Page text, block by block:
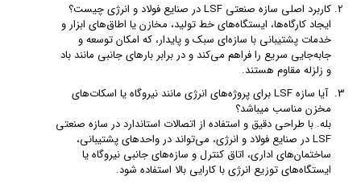
کاربرد اصلی سازه صنعتی LSF در صنایع فولاد و انرژی چیست؟
ایجاد کارگاه‌ها، ایستگاه‌های خط تولید، مخازن یا اطاق‌های ابزار و
خدمات پشتیبانی با سازه‌ای سبک و پایدار، که امکان توسعه و
جابه‌جایی سریع را فراهم می‌کند و در برابر بارهای جانبی مانند باد
و زلزله مقاوم هستند.
آیا سازه LSF برای پروژه‌های انرژی مانند نیروگاه یا اسکات‌های
مخزن مناسب میباشد؟
بله. با طراحی دقیق و استفاده از اتصالات استاندارد در سازه صنعتی
LSF در صنایع فولاد و انرژی، می‌تواند در واحدهای پشتیبانی،
ساختمان‌های اداری، اتاق کنترل و سازه‌های جانبی نیروگاه یا
ایستگاه‌های توزیع انرژی با کارایی بالا استفاده شود.